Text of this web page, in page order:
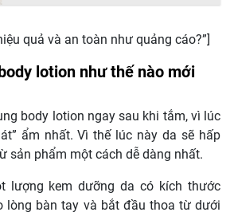
quả và an toàn như quảng cáo?”]
lotion như thế nào mới
body lotion ngay sau khi tắm, vì lúc
ẩm nhất. Vì thế lúc này da sẽ hấp
sản phẩm một cách dễ dàng nhất.
lượng kem dưỡng da có kích thước
lòng bàn tay và bắt đầu thoa từ dưới